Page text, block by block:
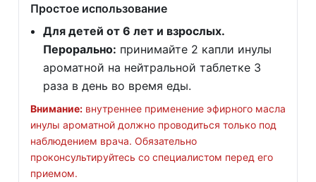
Простое использование
Для детей от 6 лет и взрослых.
Перорально: принимайте 2 капли инулы
ароматной на нейтральной таблетке 3
раза в день во время еды.
Внимание: внутреннее применение эфирного масла
инулы ароматной должно проводиться только под
наблюдением врача. Обязательно
проконсультируйтесь со специалистом перед его
приемом.